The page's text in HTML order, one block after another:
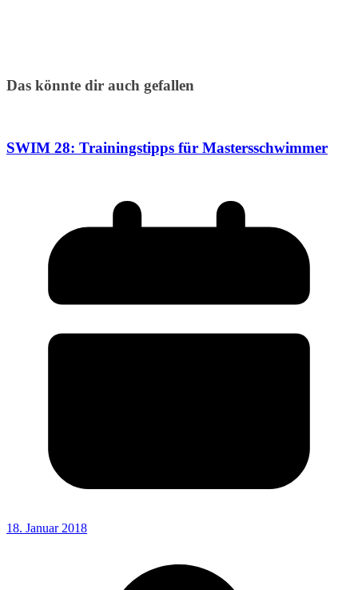
Das könnte dir auch gefallen
SWIM 28: Trainingstipps für Mastersschwimmer
18. Januar 2018